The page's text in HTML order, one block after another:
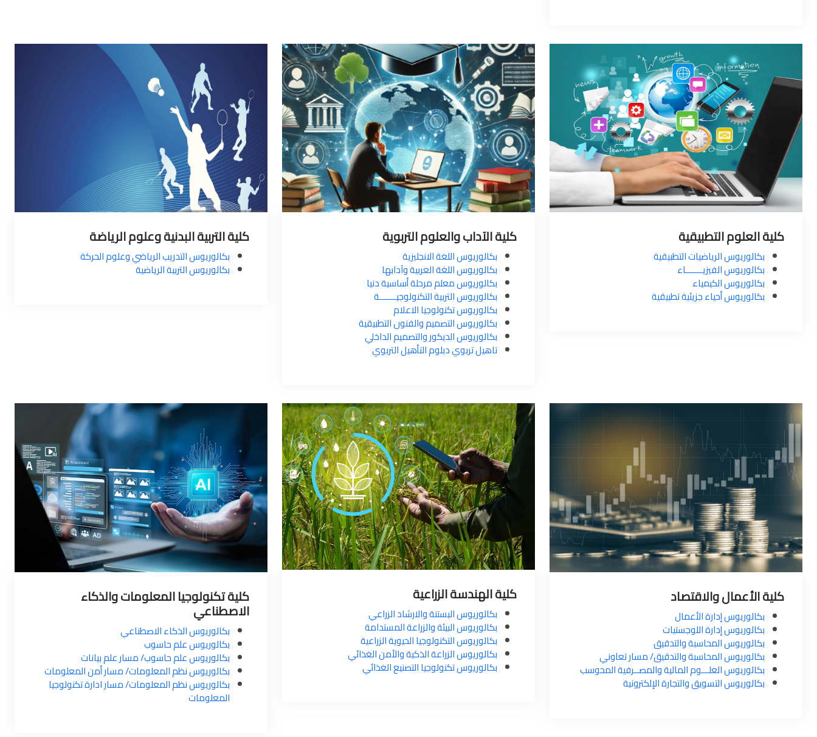
كلية العلوم التطبيقية
بكالوريوس الرياضيات التطبيقية
بكالوريوس الفيزيـــــــاء
بكالوريوس الكيمياء
بكالوريوس أحياء جزيئية تطبيقية
كلية الآداب والعلوم التربوية
بكالوريوس اللغة الانجليزية
بكالوريوس اللغة العربية وآدابها
بكالوريوس معلم مرحلة أساسية دنيا
بكالوريوس التربية التكنولوجيـــــــة
بكالوريوس تكنولوجيا الاعلام
بكالوريوس التصميم والفنون التطبيقية
بكالوريوس الديكور والتصميم الداخلي
تاهيل تربوي دبلوم التأهيل التربوي
كلية التربية البدنية وعلوم الرياضة
بكالوريوس التدريب الرياضي وعلوم الحركة
بكالوريوس التربية الرياضية
كلية الأعمال والاقتصاد
بكالوريوس إدارة الأعمال
بكالوريوس إدارة اللوجستيات
بكالوريوس المحاسبة والتدقيق
بكالوريوس المحاسبة والتدقيق/ مسار تعاوني
بكالوريوس العلـــوم المالية والمصــرفية المحوسب
بكالوريوس التسويق والتجارة الإلكترونية
كلية الهندسة الزراعية
بكالوريوس البستنة والارشاد الزراعي
بكالوريوس البيئة والزراعة المستدامة
بكالوريوس التكنولوجيا الحيوية الزراعية
بكالوريوس الزراعة الذكية والأمن الغذائي
بكالوريوس تكنولوجيا التصنيع الغذائي
كلية تكنولوجيا المعلومات والذكاء
الاصطناعي
بكالوريوس الذكاء الاصطناعي
بكالوريوس علم حاسوب
بكالوريوس علم حاسوب/ مسار علم بيانات
بكالوريوس نظم المعلومات/ مسار أمن المعلومات
بكالوريوس نظم المعلومات/ مسار ادارة تكنولوجيا
المعلومات